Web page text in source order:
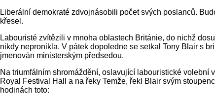
Liberální demokraté zdvojnásobili počet svých poslanců.
křesel.
Labouristé zvítězili v mnoha oblastech Británie, do nichž
nikdy nepronikla. V pátek dopoledne se setkal Tony Blair s
jmenován ministerským předsedou.
Na triumfálním shromáždění, oslavující labouristické volební
Royal Festival Hall a na řeky Temže, řekl Blair svým
hodinách toto: